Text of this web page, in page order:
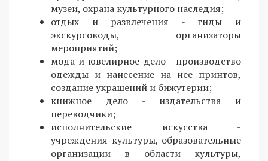
музеи, охрана культурного наследия;
отдых и развлечения - гиды и
экскурсоводы, организаторы
мероприятий;
мода и ювелирное дело - производство
одежды и нанесение на нее принтов,
создание украшений и бижутерии;
книжное дело - издательства и
переводчики;
исполнительские искусства -
учреждения культуры, образовательные
организации в области культуры,